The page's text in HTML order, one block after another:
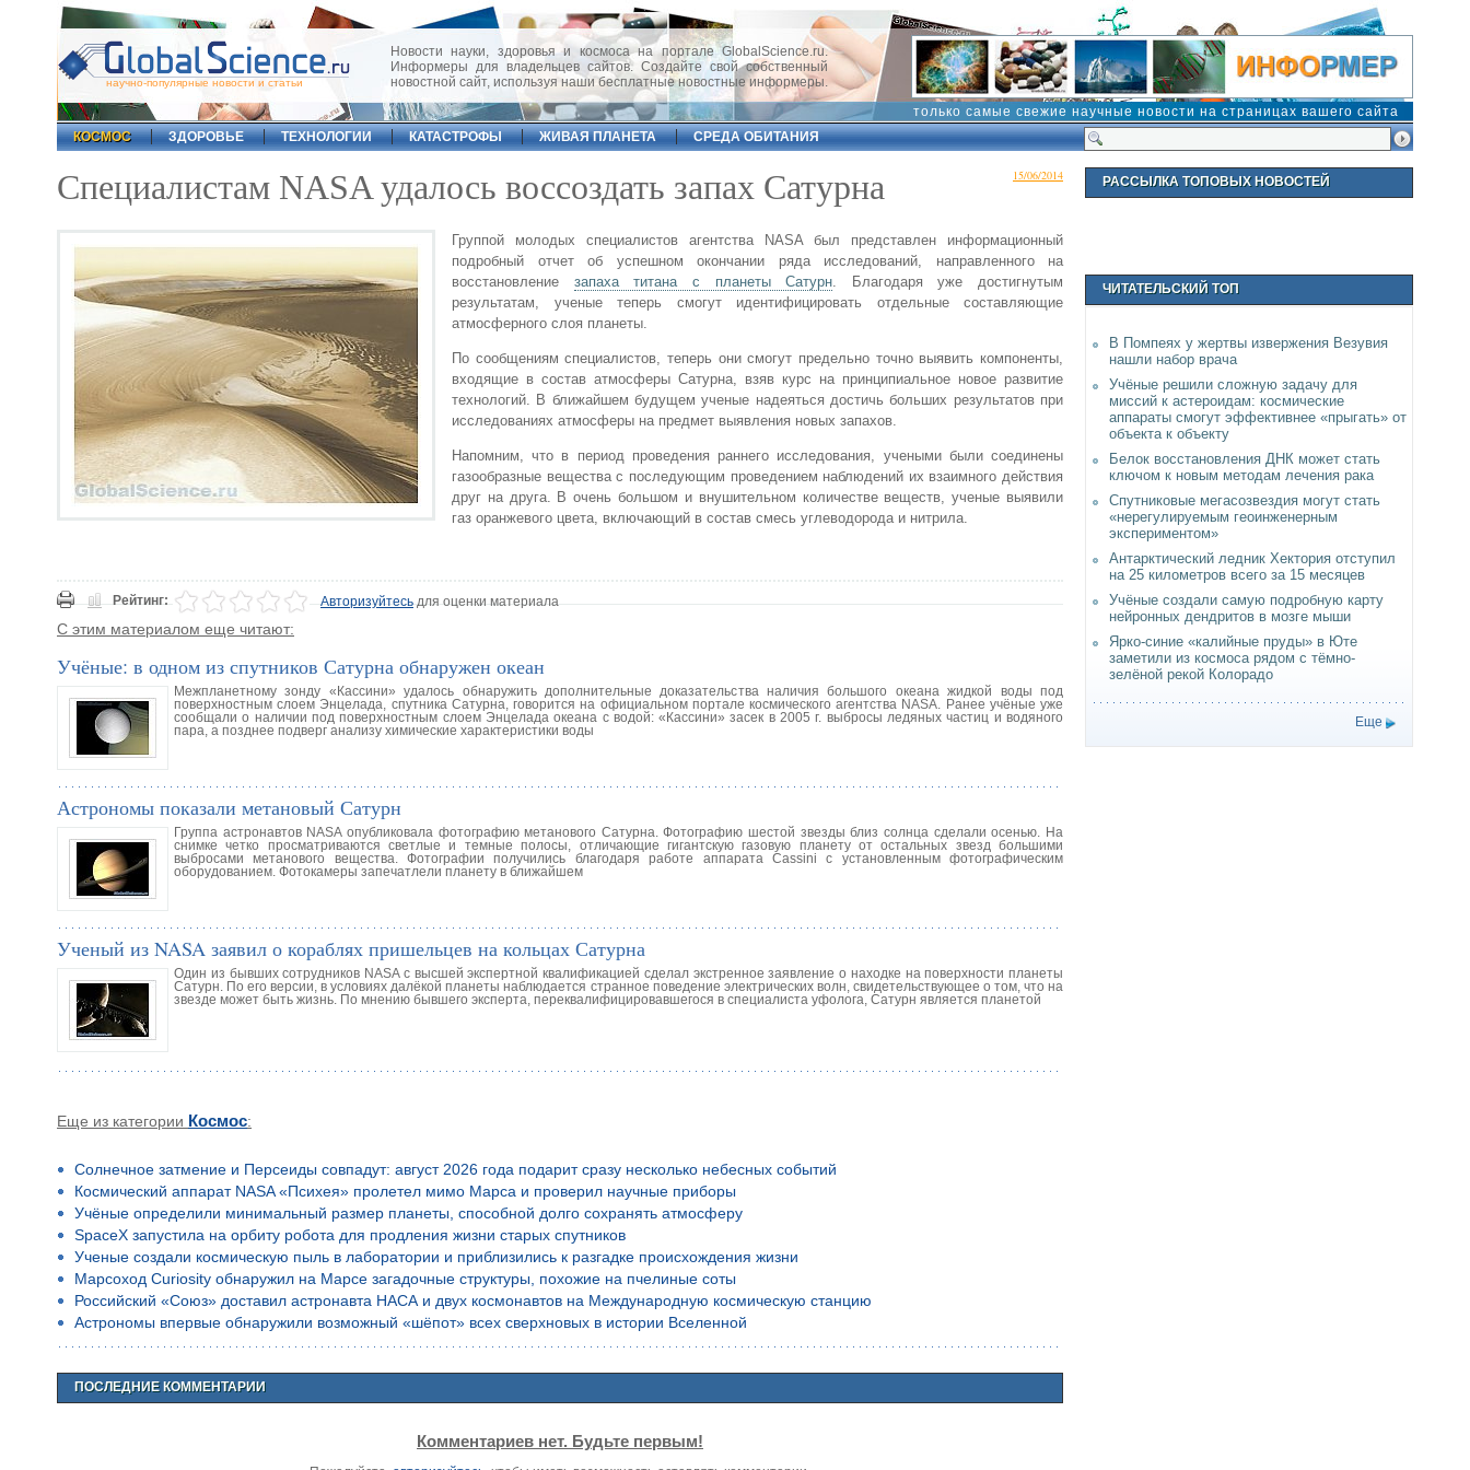
научно-популярные новости и статьи
Новости науки, здоровья и космоса на портале GlobalScience.ru.
Информеры для владельцев сайтов. Создайте свой собственный
новостной сайт, используя наши бесплатные новостные информеры.
только самые свежие научные новости на страницах вашего сайта
КОСМОС
ЗДОРОВЬЕ ТЕХНОЛОГИИ КАТАСТРОФЫ ЖИВАЯ ПЛАНЕТА СРЕДА ОБИТАНИЯ
15/06/2014
Специалистам NASA удалось воссоздать запах Сатурна
Группой молодых специалистов агентства NASA был представлен информационный
подробный отчет об успешном окончании ряда исследований, направленного на
восстановление запаха титана с планеты Сатурн. Благодаря уже достигнутым
результатам, ученые теперь смогут идентифицировать отдельные составляющие
атмосферного слоя планеты.
По сообщениям специалистов, теперь они смогут предельно точно выявить компоненты,
входящие в состав атмосферы Сатурна, взяв курс на принципиальное новое развитие
технологий. В ближайшем будущем ученые надеяться достичь больших результатов при
исследованиях атмосферы на предмет выявления новых запахов.
Напомним, что в период проведения раннего исследования, учеными были соединены
газообразные вещества с последующим проведением наблюдений их взаимного действия
друг на друга. В очень большом и внушительном количестве веществ, ученые выявили
газ оранжевого цвета, включающий в состав смесь углеводорода и нитрила.
Рейтинг: Авторизуйтесьдля оценки материала
С этим материалом еще читают:
Учёные: в одном из спутников Сатурна обнаружен океан
Межпланетному зонду «Кассини» удалось обнаружить дополнительные доказательства наличия большого океана жидкой воды под
поверхностным слоем Энцелада, спутника Сатурна, говорится на официальном портале космического агентства NASA. Ранее учёные уже
сообщали о наличии под поверхностным слоем Энцелада океана с водой: «Кассини» засек в 2005 г. выбросы ледяных частиц и водяного
пара, а позднее подверг анализу химические характеристики воды
Астрономы показали метановый Сатурн
Группа астронавтов NASA опубликовала фотографию метанового Сатурна. Фотографию шестой звезды близ солнца сделали осенью. На
снимке четко просматриваются светлые и темные полосы, отличающие гигантскую газовую планету от остальных звезд большими
выбросами метанового вещества. Фотографии получились благодаря работе аппарата Cassini с установленным фотографическим
оборудованием. Фотокамеры запечатлели планету в ближайшем
Ученый из NASA заявил о кораблях пришельцев на кольцах Сатурна
Один из бывших сотрудников NASA с высшей экспертной квалификацией сделал экстренное заявление о находке на поверхности планеты
Сатурн. По его версии, в условиях далёкой планеты наблюдается странное поведение электрических волн, свидетельствующее о том, что на
звезде может быть жизнь. По мнению бывшего эксперта, переквалифицировавшегося в специалиста уфолога, Сатурн является планетой
Еще из категории Космос:
Солнечное затмение и Персеиды совпадут: август 2026 года подарит сразу несколько небесных событий
Космический аппарат NASA «Психея» пролетел мимо Марса и проверил научные приборы
Учёные определили минимальный размер планеты, способной долго сохранять атмосферу
SpaceX запустила на орбиту робота для продления жизни старых спутников
Ученые создали космическую пыль в лаборатории и приблизились к разгадке происхождения жизни
Марсоход Curiosity обнаружил на Марсе загадочные структуры, похожие на пчелиные соты
Российский «Союз» доставил астронавта НАСА и двух космонавтов на Международную космическую станцию
Астрономы впервые обнаружили возможный «шёпот» всех сверхновых в истории Вселенной
ПОСЛЕДНИЕ КОММЕНТАРИИ
Комментариев нет. Будьте первым!
РАССЫЛКА ТОПОВЫХ НОВОСТЕЙ
ЧИТАТЕЛЬСКИЙ ТОП
В Помпеях у жертвы извержения Везувия
нашли набор врача
Учёные решили сложную задачу для
миссий к астероидам: космические
аппараты смогут эффективнее «прыгать» от
объекта к объекту
Белок восстановления ДНК может стать
ключом к новым методам лечения рака
Спутниковые мегасозвездия могут стать
«нерегулируемым геоинженерным
экспериментом»
Антарктический ледник Хектория отступил
на 25 километров всего за 15 месяцев
Учёные создали самую подробную карту
нейронных дендритов в мозге мыши
Ярко-синие «калийные пруды» в Юте
заметили из космоса рядом с тёмно-
зелёной рекой Колорадо
Еще